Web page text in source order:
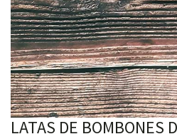
LATAS DE BOMBONES